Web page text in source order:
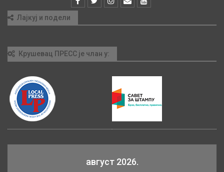
Лајкуј и подели
Крушевац ПРЕСС је члан у:
август 2026.